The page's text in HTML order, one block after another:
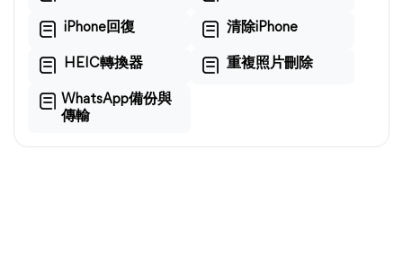
iPhone回復 清除iPhone
HEIC轉換器 重複照片刪除
WhatsApp備份與
傳輸